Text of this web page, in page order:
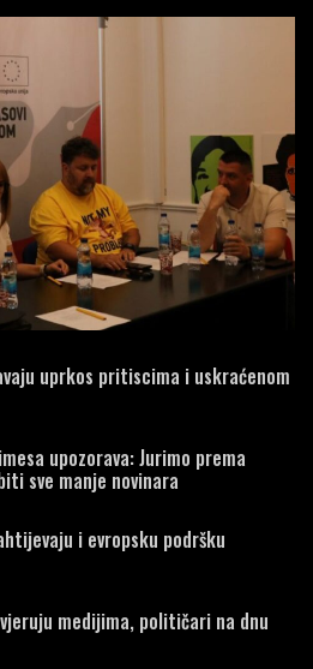
uprkos pritiscima i uskraćenom
upozorava: Jurimo prema
sve manje novinara
i evropsku podršku
medijima, političari na dnu